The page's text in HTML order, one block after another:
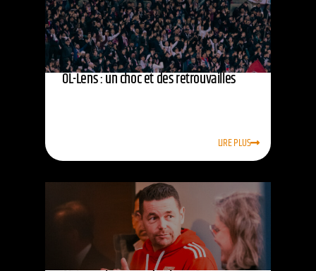
OL-Lens : un choc et des retrouvailles
LIRE PLUS